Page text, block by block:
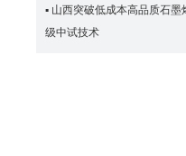
▪ 山西突破低成本高品质石墨
级中试技术